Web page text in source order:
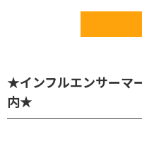
★インフルエンサーマ
内★